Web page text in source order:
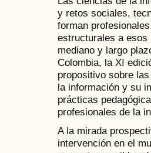
y retos sociales,
forman
estructurales a esos
mediano y largo
Colombia, la XI
propositivo sobre
la información y su
prácticas
profesionales de la
A la mirada
intervención en el